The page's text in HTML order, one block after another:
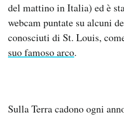
AREA PERSONALE
Area Personale
Newsletter
Esci
del mattino in Italia) ed è
webcam puntate su alcuni
conosciuti di St. Louis,
suo famoso arco.
Sulla Terra cadono ogni